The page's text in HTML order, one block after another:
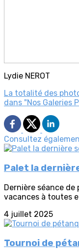
Lydie NEROT
La totalité des
dans "Nos Galeries
Consultez
Palet la
Dernière séance
vacances à toutes
4 juillet 2025
Tournoi de